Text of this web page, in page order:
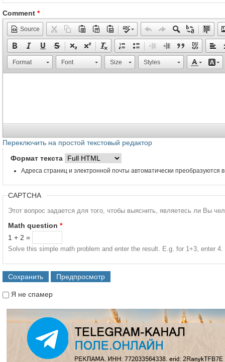
Comment *
Source
Format Font Size Styles
Переключить на простой текстовый редактор
Формат текста
Адреса страниц и электронной почты автоматически преобразуются
CAPTCHA
Этот вопрос задается для того, чтобы выяснить, являетесь ли Вы
Math question *
1 + 2 =
Solve this simple math problem and enter the result. E.g. for 1+3, enter 4.
Я не спамер